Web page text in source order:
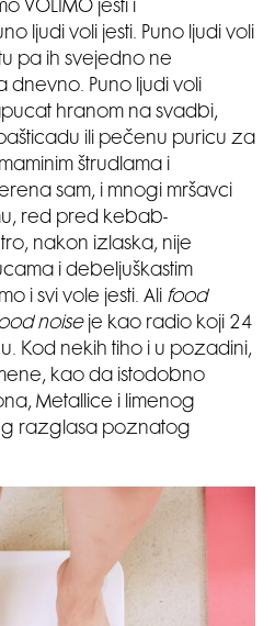
VOLIMO jesti i
ljudi voli jesti. Puno ljudi voli
pa ih svejedno ne
Puno ljudi voli
hranom na svadbi,
ili pečenu puricu za
štrudlama i
sam, i mnogi mršavci
red pred kebab-
nakon izlaska, nije
i debeljuškastim
i svi vole jesti. Ali food
noise je kao radio koji 24
Kod nekih tiho i u pozadini,
kao da istodobno
Metallice i limenog
razglasa poznatog